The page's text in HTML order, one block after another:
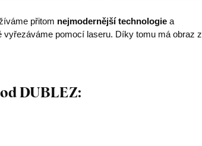
přitom nejmodernější technologie a
pomocí laseru. Díky tomu má obraz z
DUBLEZ: